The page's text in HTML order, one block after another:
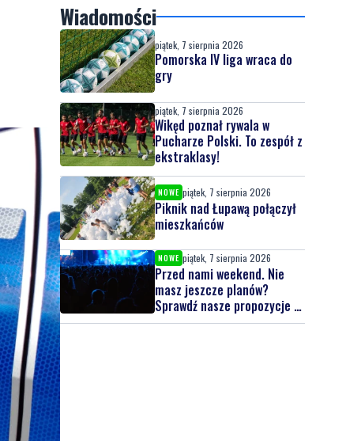
Wiadomości
piątek, 7 sierpnia 2026
Pomorska IV liga wraca do
gry
piątek, 7 sierpnia 2026
Wikęd poznał rywala w
Pucharze Polski. To zespół z
ekstraklasy!
NOWE piątek, 7 sierpnia 2026
Piknik nad Łupawą połączył
mieszkańców
NOWE piątek, 7 sierpnia 2026
Przed nami weekend. Nie
masz jeszcze planów?
Sprawdź nasze propozycje w
powiecie wejherowskim i